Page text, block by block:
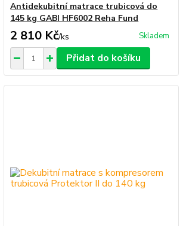
Antidekubitní matrace trubicová do
145 kg GABI HF6002 Reha Fund
2 810 Kč/ks Skladem
Přidat do košíku